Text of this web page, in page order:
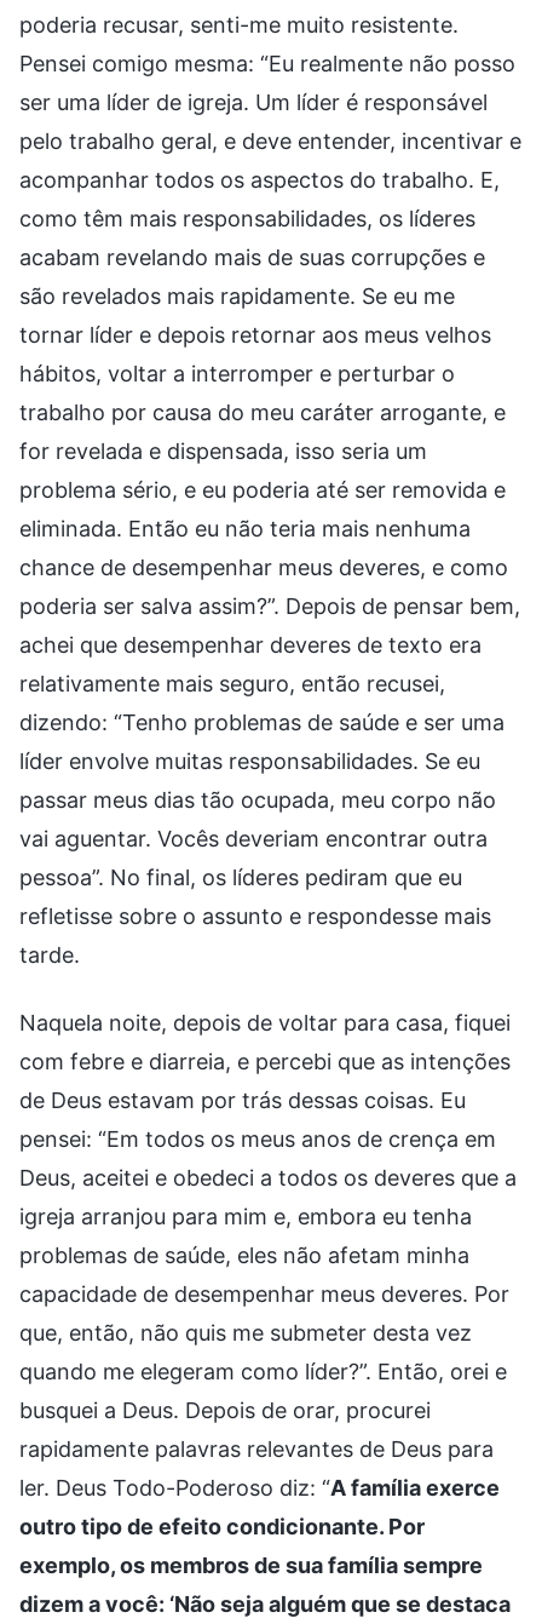
poderia recusar, senti-me muito resistente.
Pensei comigo mesma: “Eu realmente não posso
ser uma líder de igreja. Um líder é responsável
pelo trabalho geral, e deve entender, incentivar e
acompanhar todos os aspectos do trabalho. E,
como têm mais responsabilidades, os líderes
acabam revelando mais de suas corrupções e
são revelados mais rapidamente. Se eu me
tornar líder e depois retornar aos meus velhos
hábitos, voltar a interromper e perturbar o
trabalho por causa do meu caráter arrogante, e
for revelada e dispensada, isso seria um
problema sério, e eu poderia até ser removida e
eliminada. Então eu não teria mais nenhuma
chance de desempenhar meus deveres, e como
poderia ser salva assim?”. Depois de pensar bem,
achei que desempenhar deveres de texto era
relativamente mais seguro, então recusei,
dizendo: “Tenho problemas de saúde e ser uma
líder envolve muitas responsabilidades. Se eu
passar meus dias tão ocupada, meu corpo não
vai aguentar. Vocês deveriam encontrar outra
pessoa”. No final, os líderes pediram que eu
refletisse sobre o assunto e respondesse mais
tarde.
Naquela noite, depois de voltar para casa, fiquei
com febre e diarreia, e percebi que as intenções
de Deus estavam por trás dessas coisas. Eu
pensei: “Em todos os meus anos de crença em
Deus, aceitei e obedeci a todos os deveres que a
igreja arranjou para mim e, embora eu tenha
problemas de saúde, eles não afetam minha
capacidade de desempenhar meus deveres. Por
que, então, não quis me submeter desta vez
quando me elegeram como líder?”. Então, orei e
busquei a Deus. Depois de orar, procurei
rapidamente palavras relevantes de Deus para
ler. Deus Todo-Poderoso diz: “A família exerce
outro tipo de efeito condicionante. Por
exemplo, os membros de sua família sempre
dizem a você: ‘Não seja alguém que se destaca